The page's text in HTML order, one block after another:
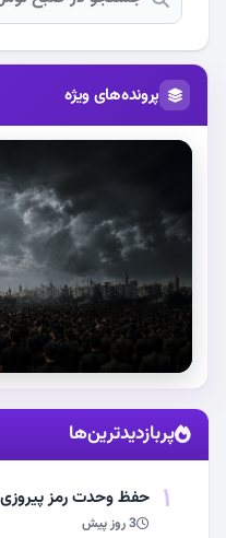
پرونده‌های ویژه
استقبال از آقای شهید
مشاهده اخبار
پربازدیدترین‌ها
1 حفظ وحدت رمز پیروزی
3 روز پیش